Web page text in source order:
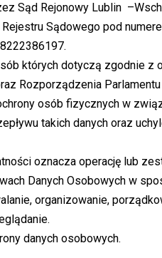
Sąd Rejonowy Lublin
Sądowego pod
których dotyczą zgodnie z
Rozporządzenia
osób fizycznych w
takich danych oraz
oznacza operację lub
Danych Osobowych w
organizowanie,
danych osobowych.